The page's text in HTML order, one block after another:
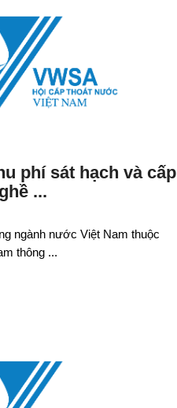
phí sát hạch và cấp
...
ngành nước Việt Nam thuộc
thông ...